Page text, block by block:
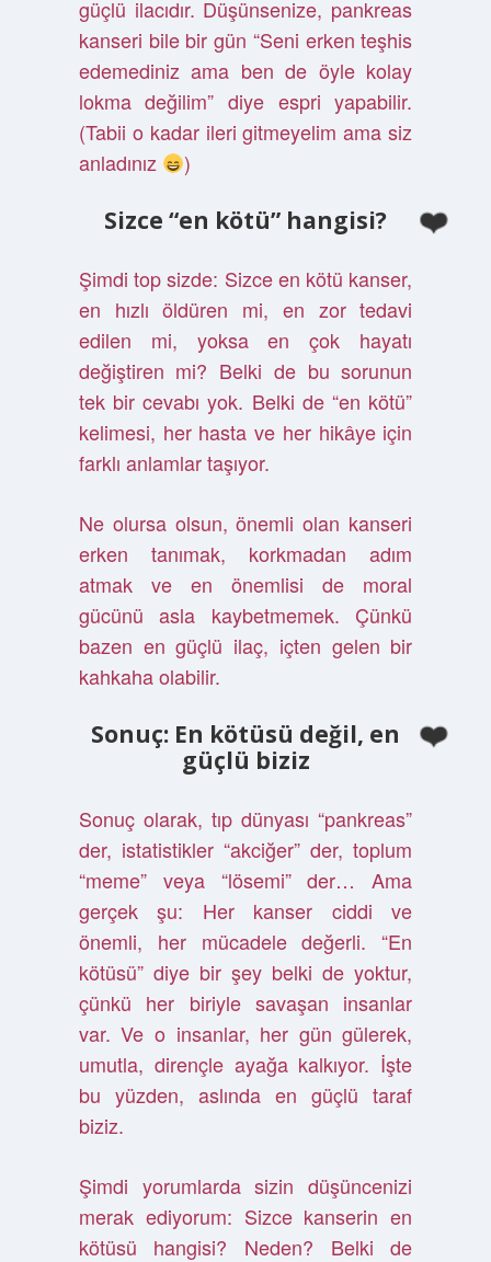
güçlü ilacıdır. Düşünsenize, pankreas
kanseri bile bir gün “Seni erken teşhis
edemediniz ama ben de öyle kolay
lokma değilim” diye espri yapabilir.
(Tabii o kadar ileri gitmeyelim ama siz
anladınız
)
Sizce “en kötü” hangisi?
Şimdi top sizde: Sizce en kötü kanser,
en hızlı öldüren mi, en zor tedavi
edilen mi, yoksa en çok hayatı
değiştiren mi? Belki de bu sorunun
tek bir cevabı yok. Belki de “en kötü”
kelimesi, her hasta ve her hikâye için
farklı anlamlar taşıyor.
Ne olursa olsun, önemli olan kanseri
erken tanımak, korkmadan adım
atmak ve en önemlisi de moral
gücünü asla kaybetmemek. Çünkü
bazen en güçlü ilaç, içten gelen bir
kahkaha olabilir.
Sonuç: En kötüsü değil, en
güçlü biziz
Sonuç olarak, tıp dünyası “pankreas”
der, istatistikler “akciğer” der, toplum
“meme” veya “lösemi” der… Ama
gerçek şu: Her kanser ciddi ve
önemli, her mücadele değerli. “En
kötüsü” diye bir şey belki de yoktur,
çünkü her biriyle savaşan insanlar
var. Ve o insanlar, her gün gülerek,
umutla, dirençle ayağa kalkıyor. İşte
bu yüzden, aslında en güçlü taraf
biziz.
Şimdi yorumlarda sizin düşüncenizi
merak ediyorum: Sizce kanserin en
kötüsü hangisi? Neden? Belki de